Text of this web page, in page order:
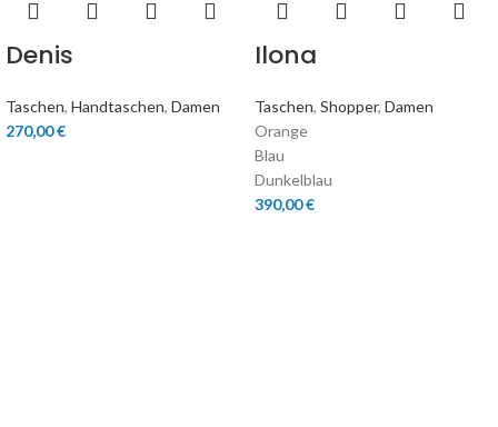
Denis
Taschen, Handtaschen, Damen
270,00€
Ilona
Taschen, Shopper, Damen
Orange
Blau
Dunkelblau
390,00€